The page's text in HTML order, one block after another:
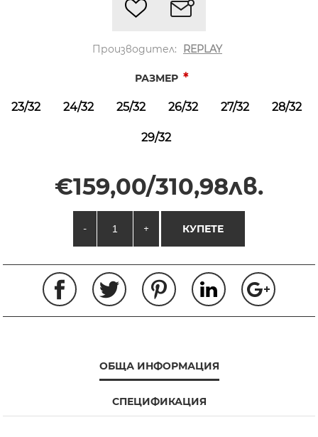
Производител: REPLAY
РАЗМЕР *
23/32 24/32 25/32 26/32 27/32 28/32
29/32
€159,00/310,98лв.
- + КУПЕТЕ
ОБЩА ИНФОРМАЦИЯ
СПЕЦИФИКАЦИЯ